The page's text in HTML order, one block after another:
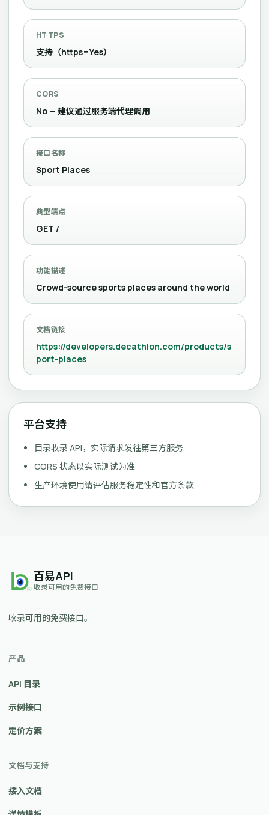
HTTPS
支持（https=Yes）
CORS
No — 建议通过服务端代理调用
接口名称
Sport Places
典型端点
GET /
功能描述
Crowd-source sports places around the world
文档链接
https://developers.decathlon.com/products/s
port-places
平台支持
目录收录 API，实际请求发往第三方服务
CORS 状态以实际测试为准
生产环境使用请评估服务稳定性和官方条款
百易API
收录可用的免费接口
收录可用的免费接口。
产品
API 目录
示例接口
定价方案
文档与支持
接入文档